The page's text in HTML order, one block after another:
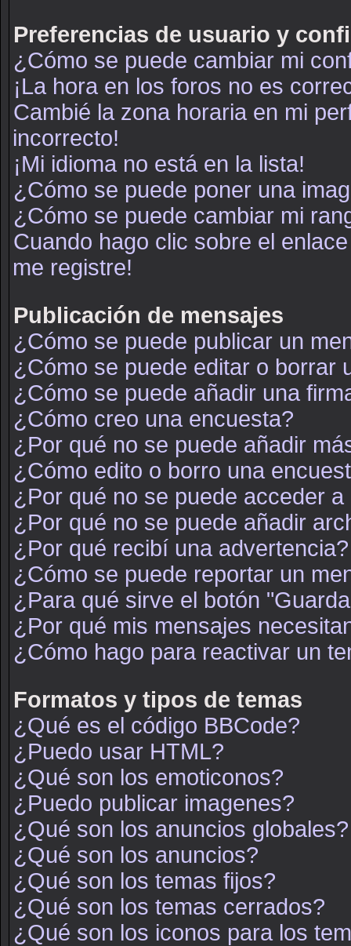
Preferencias de usuario y
¿Cómo se puede cambiar mi
¡La hora en los foros no es
Cambié la zona horaria en mi
incorrecto!
¡Mi idioma no está en la lista!
¿Cómo se puede poner una
¿Cómo se puede cambiar mi
Cuando hago clic sobre el
me registre!
Publicación de mensajes
¿Cómo se puede publicar un
¿Cómo se puede editar o borrar
¿Cómo se puede añadir una
¿Cómo creo una encuesta?
¿Por qué no se puede añadir
¿Cómo edito o borro una
¿Por qué no se puede acceder a
¿Por qué no se puede añadir
¿Por qué recibí una advertencia?
¿Cómo se puede reportar un
¿Para qué sirve el botón
¿Por qué mis mensajes
¿Cómo hago para reactivar un
Formatos y tipos de temas
¿Qué es el código BBCode?
¿Puedo usar HTML?
¿Qué son los emoticonos?
¿Puedo publicar imagenes?
¿Qué son los anuncios globales?
¿Qué son los anuncios?
¿Qué son los temas fijos?
¿Qué son los temas cerrados?
¿Qué son los iconos para los